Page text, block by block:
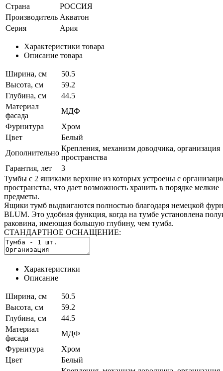
Страна
РОССИЯ
Производитель Акватон
Серия
Ария
Характеристики товара
Описание товара
Ширина, см
50.5
Высота, см
59.2
Глубина, см
44.5
Материал
фасада
МДФ
Фурнитура
Хром
Цвет
Белый
Дополнительно
Крепления, механизм доводчика, организация
пространства
Гарантия, лет
3
Тумбы с 2 яшиками верхние из которых устроены с
пространства, что дает возможность хранить в порядке мелкие
предметы.
Ящики тумб выдвигаются полностью благодаря немецкой
BLUM. Это удобная функция, когда на тумбе установлена
раковина, имеющая большую глубину, чем тумба.
СТАНДАРТНОЕ ОСНАЩЕНИЕ:
Характеристики
Описание
Ширина, см
50.5
Высота, см
59.2
Глубина, см
44.5
Материал
фасада
МДФ
Фурнитура
Хром
Цвет
Белый